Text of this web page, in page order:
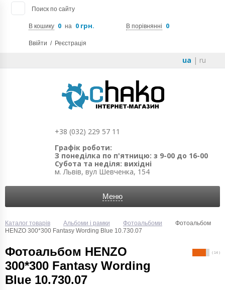
Поиск по сайту
В кошику 0 на 0 грн. В порівнянні 0
Ввійти / Реєстрація
ua | ru
+38 (032) 229 57 11
Графік роботи:
З понеділка по п'ятницю: з 9-00 до 16-00
Субота та неділя: вихідні
м. Львів, вул Шевченка, 154
Меню
Каталог товарів Альбоми і рамки Фотоальбоми
Фотоальбом
HENZO 300*300 Fantasy Wording Blue 10.730.07
Фотоальбом HENZO
300*300 Fantasy Wording
Blue 10.730.07
( 14 )